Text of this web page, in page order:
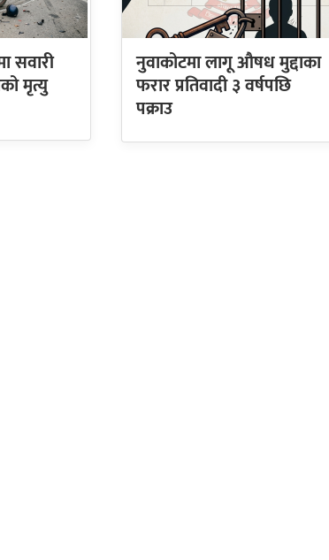
सवारी
मृत्यु
नुवाकोटमा लागू औषध मुद्दाका
फरार प्रतिवादी ३ वर्षपछि
पक्राउ